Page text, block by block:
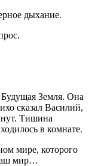
дыхание.
Земля. Она
сказал Василий,
Тишина
в комнате.
мире, которого
мир…